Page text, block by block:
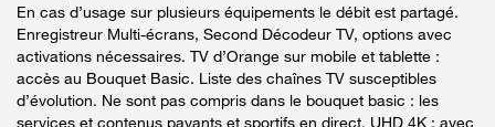
En cas d’usage sur plusieurs équipements le débit est partagé.
Enregistreur Multi-écrans, Second Décodeur TV, options avec
activations nécessaires. TV d’Orange sur mobile et tablette :
accès au Bouquet Basic. Liste des chaînes TV susceptibles
d’évolution. Ne sont pas compris dans le bouquet basic : les
services et contenus payants et sportifs en direct. UHD 4K : avec